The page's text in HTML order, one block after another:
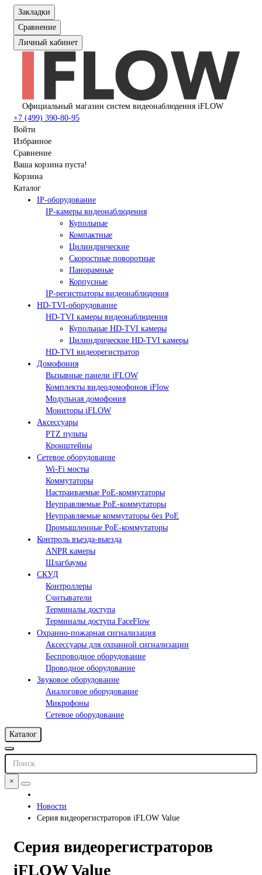
Закладки
Сравнение
Личный кабинет
Официальный магазин систем видеонаблюдения iFLOW
+7 (499) 390-80-95
Войти
Избранное
Сравнение
Ваша корзина пуста!
Корзина
Каталог
IP-оборудование
IP-камеры видеонаблюдения
Купольные
Компактные
Цилиндрические
Скоростные поворотные
Панорамные
Корпусные
IP-регистраторы видеонаблюдения
HD-TVI-оборудование
HD-TVI камеры видеонаблюдения
Купольные HD-TVI камеры
Цилиндрические HD-TVI камеры
HD-TVI видеорегистратор
Домофония
Вызывные панели iFLOW
Комплекты видеодомофонов iFlow
Модульная домофония
Мониторы iFLOW
Аксессуары
PTZ пульты
Кронштейны
Сетевое оборудование
Wi-Fi мосты
Коммутаторы
Настраиваемые PoE-коммутаторы
Неуправляемые PoE-коммутаторы
Неуправляемые коммутаторы без PoE
Промышленные PoE-коммутаторы
Контроль въезда-выезда
ANPR камеры
Шлагбаумы
СКУД
Контроллеры
Считыватели
Терминалы доступа
Терминалы доступа FaceFlow
Охранно-пожарная сигнализация
Аксессуары для охранной сигнализации
Беспроводное оборудование
Проводное оборудование
Звуковое оборудование
Аналоговое оборудование
Микрофоны
Сетевое оборудование
Каталог
×
Новости
Серия видеорегистраторов iFLOW Value
Серия видеорегистраторов
iFLOW Value